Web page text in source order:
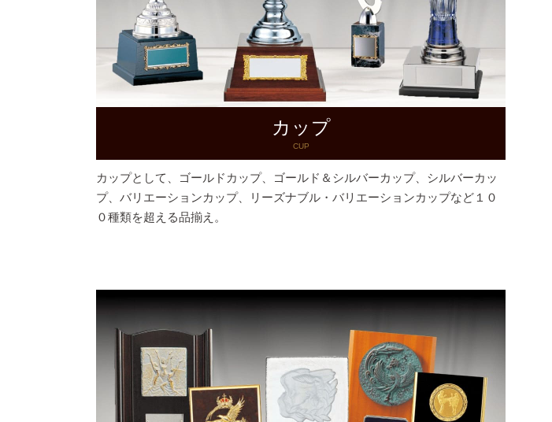
カップ
CUP
カップとして、ゴールドカップ、ゴールド＆シルバーカップ、シルバーカッ
プ、バリエーションカップ、リーズナブル・バリエーションカップなど１０
０種類を超える品揃え。